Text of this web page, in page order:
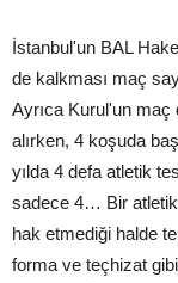
İstanbul'un BAL
de kalkması maç
Ayrıca Kurul'un maç
alırken, 4 koşuda
yılda 4 defa atletik
sadece 4… Bir
hak etmediği halde
forma ve teçhizat